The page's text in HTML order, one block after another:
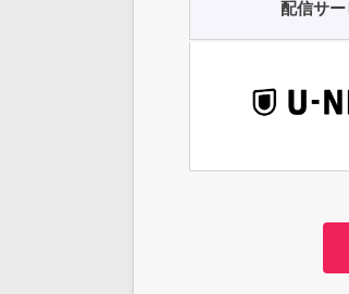
配信サー